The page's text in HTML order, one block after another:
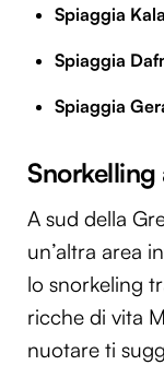
Spiaggia
Spiaggia
Spiaggia
Snorkelling
A sud della
un’altra area
lo snorkeling
ricche di vita
nuotare ti